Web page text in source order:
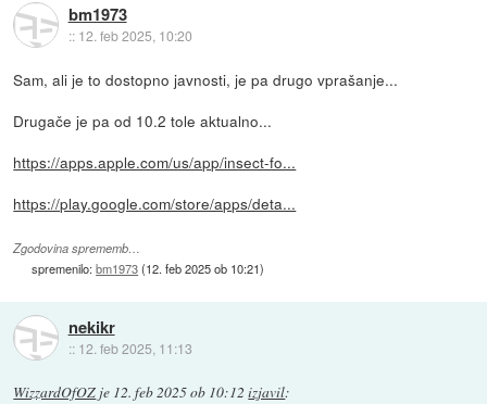
bm1973
:: 12. feb 2025, 10:20
Sam, ali je to dostopno javnosti, je pa drugo vprašanje...
Drugače je pa od 10.2 tole aktualno...
https://apps.apple.com/us/app/insect-fo...
https://play.google.com/store/apps/deta...
Zgodovina sprememb…
spremenilo:bm1973(12. feb 2025 ob 10:21)
nekikr
:: 12. feb 2025, 11:13
WizzardOfOZ je 12. feb 2025 ob 10:12 izjavil: